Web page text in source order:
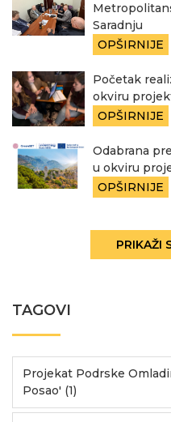
Saradnju
OPŠIRNIJE
Početak
okviru
OPŠIRNIJE
Odabrana
u okviru
OPŠIRNIJE
PRIKAŽI
TAGOVI
Projekat Podrske
Posao' (1)